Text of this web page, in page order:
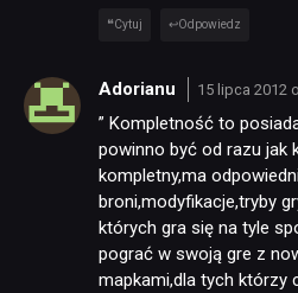
Cytuj Odpowiedz
Adorianu 15 lipca 2012
” Kompletność to
powinno być od razu jak
kompletny,ma
broni,modyfikacje,tryby
których gra się na tyle
pograć w swoją gre z
mapkami,dla tych którzy